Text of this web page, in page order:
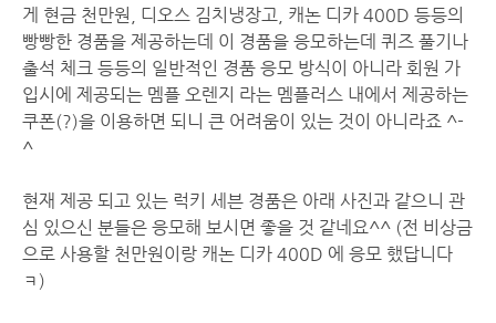
게 현금 천만원, 디오스 김치냉장고, 캐논 디카 400D 등등의
빵빵한 경품을 제공하는데 이 경품을 응모하는데 퀴즈 풀기나
출석 체크 등등의 일반적인 경품 응모 방식이 아니라 회원 가
입시에 제공되는 멤플 오렌지 라는 멤플러스 내에서 제공하는
쿠폰(?)을 이용하면 되니 큰 어려움이 있는 것이 아니라죠 ^-
^
현재 제공 되고 있는 럭키 세븐 경품은 아래 사진과 같으니 관
심 있으신 분들은 응모해 보시면 좋을 것 같네요^^ (전 비상금
으로 사용할 천만원이랑 캐논 디카 400D 에 응모 했답니다
ㅋ)